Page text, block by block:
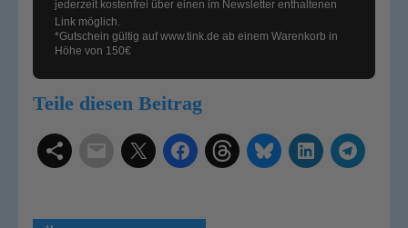
jederzeit kostenfrei über einen im Newsletter enthaltenen
Link möglich.
*Gutschein gültig aufwww.tink.de ab einem Warenkorb in
Höhe von 150€
Teile diesen Beitrag